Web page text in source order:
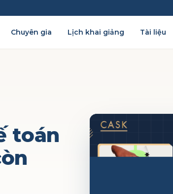
Chuyên gia Lịch khai giảng Tài liệu
toán